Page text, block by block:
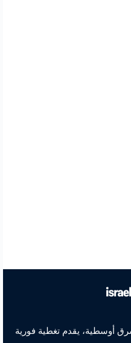
أوسطية، يقدم تغطية فورية